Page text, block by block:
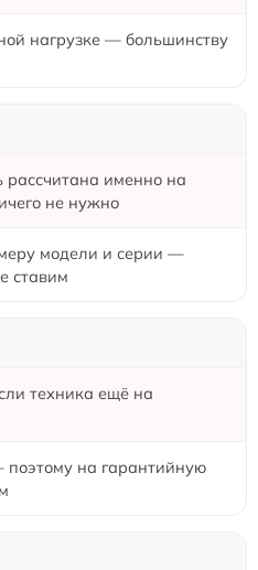
нагрузке — большинству
рассчитана именно на
не нужно
модели и серии —
ставим
техника ещё на
поэтому на гарантийную